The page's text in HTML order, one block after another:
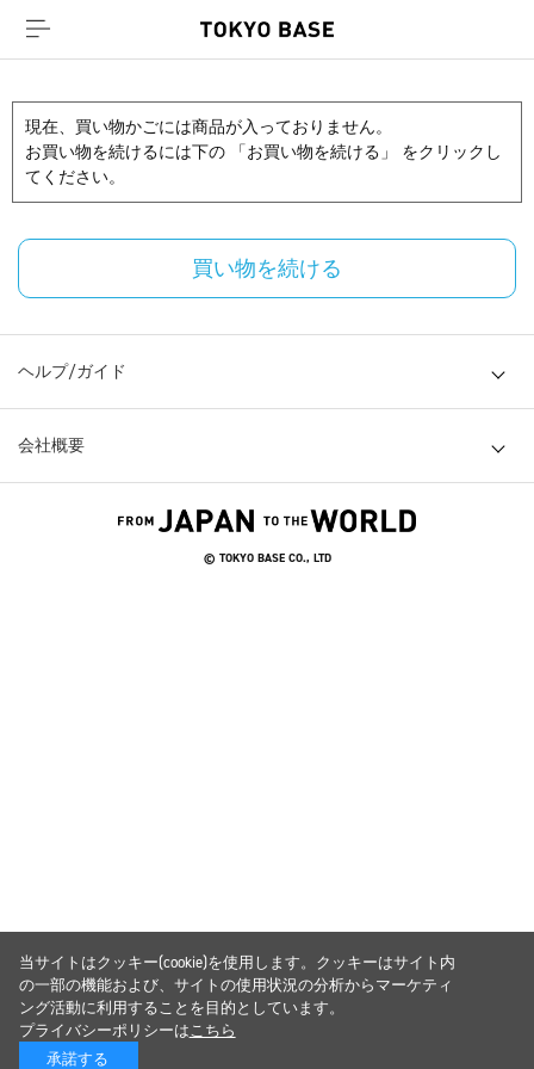
現在、買い物かごには商品が入っておりません。
お買い物を続けるには下の 「お買い物を続ける」 をクリックし
てください。
買い物を続ける
ヘルプ/ガイド
会社概要
© TOKYO BASE CO., LTD
当サイトはクッキー(cookie)を使用します。クッキーはサイト内
の一部の機能および、サイトの使用状況の分析からマーケティ
ング活動に利用することを目的としています。
プライバシーポリシーはこちら
承諾する